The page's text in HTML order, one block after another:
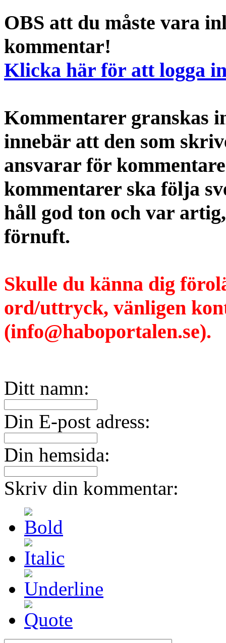
OBS att du måste vara
kommentar!
Klicka här för att logga
Kommentarer granskas
innebär att den som
ansvarar för
kommentarer ska följa
håll god ton och var
förnuft.
Skulle du känna dig
ord/uttryck, vänligen
(info@haboportalen.se).
Ditt namn:
Din E-post adress:
Din hemsida:
Skriv din kommentar: